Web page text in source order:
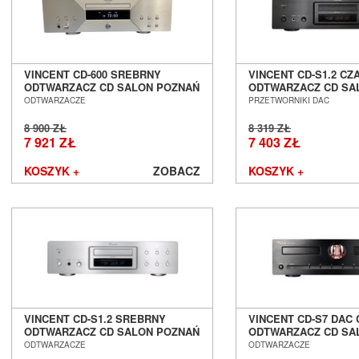
Harman/Kardon
HiDiamond
HiFiMAN
Hisense
Inakustik
JBL
JL Audio
JVC
Kauber
Kimber Kable
Kondo
LAB12
Leak
VINCENT CD-600 SREBRNY
ODTWARZACZ CD SALON POZNAŃ
WROCŁAW
ODTWARZACZE
8 900 ZŁ
7 921 ZŁ
KOSZYK + ZOBACZ
VINCENT CD-S1.2
ODTWARZACZ CD
WROCŁAW
PRZETWORNIKI DAC
8 319 ZŁ
7 403 ZŁ
KOSZYK +
VINCENT CD-S1.2 SREBRNY
ODTWARZACZ CD SALON POZNAŃ
WROCŁAW
ODTWARZACZE
VINCENT CD-S7 DAC
ODTWARZACZ CD
WROCŁAW
ODTWARZACZE